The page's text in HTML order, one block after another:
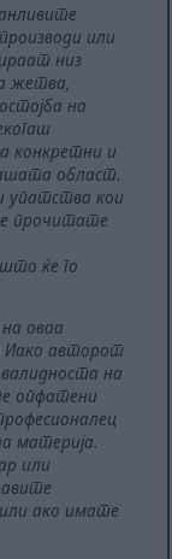
или
низ
жетва,
на
конкретни и
област.
упатства кои
прочитате
ќе го
оваа
Иако авторот
на
опфатени
материја.
или
ако имате